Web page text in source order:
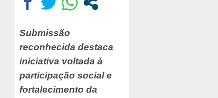
Submissão
reconhecida destaca
iniciativa voltada à
participação social e
fortalecimento da